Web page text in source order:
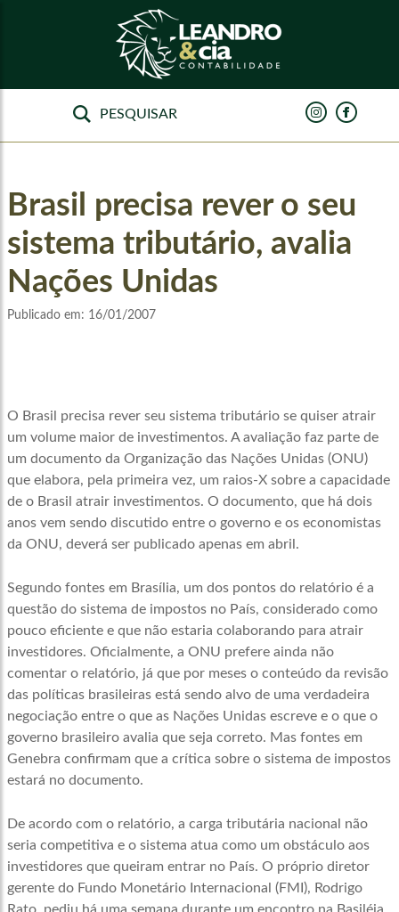
Brasil precisa rever o seu
sistema tributário, avalia
Nações Unidas
Publicado em: 16/01/2007
O Brasil precisa rever seu sistema tributário se quiser atrair
um volume maior de investimentos. A avaliação faz parte de
um documento da Organização das Nações Unidas (ONU)
que elabora, pela primeira vez, um raios-X sobre a capacidade
de o Brasil atrair investimentos. O documento, que há dois
anos vem sendo discutido entre o governo e os economistas
da ONU, deverá ser publicado apenas em abril.
Segundo fontes em Brasília, um dos pontos do relatório é a
questão do sistema de impostos no País, considerado como
pouco eficiente e que não estaria colaborando para atrair
investidores. Oficialmente, a ONU prefere ainda não
comentar o relatório, já que por meses o conteúdo da revisão
das políticas brasileiras está sendo alvo de uma verdadeira
negociação entre o que as Nações Unidas escreve e o que o
governo brasileiro avalia que seja correto. Mas fontes em
Genebra confirmam que a crítica sobre o sistema de impostos
estará no documento.
De acordo com o relatório, a carga tributária nacional não
seria competitiva e o sistema atua como um obstáculo aos
investidores que queiram entrar no País. O próprio diretor
gerente do Fundo Monetário Internacional (FMI), Rodrigo